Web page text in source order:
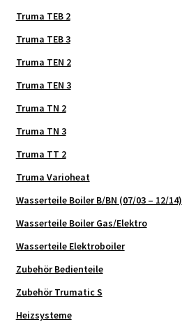
Truma TEB 2
Truma TEB 3
Truma TEN 2
Truma TEN 3
Truma TN 2
Truma TN 3
Truma TT 2
Truma Varioheat
Wasserteile Boiler B/BN (07/03 – 12/14)
Wasserteile Boiler Gas/Elektro
Wasserteile Elektroboiler
Zubehör Bedienteile
Zubehör Trumatic S
Heizsysteme